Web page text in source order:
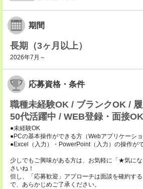
期間
長期（3ヶ月以上）
2026年7月～
応募資格・条件
職種未経験OK / ブランクOK /
50代活躍中 / WEB登録・面接OK
●未経験OK
●PCの基本操作ができる方（Webアプリケーショ
●Excel（入力）・PowerPoint（入力）の操作が
少しでもご興味がある方は、お気軽に「★気に
さいね！
但し、「応募歓迎」アプローチは面談を確約す
で、あらかじめご了承ください。